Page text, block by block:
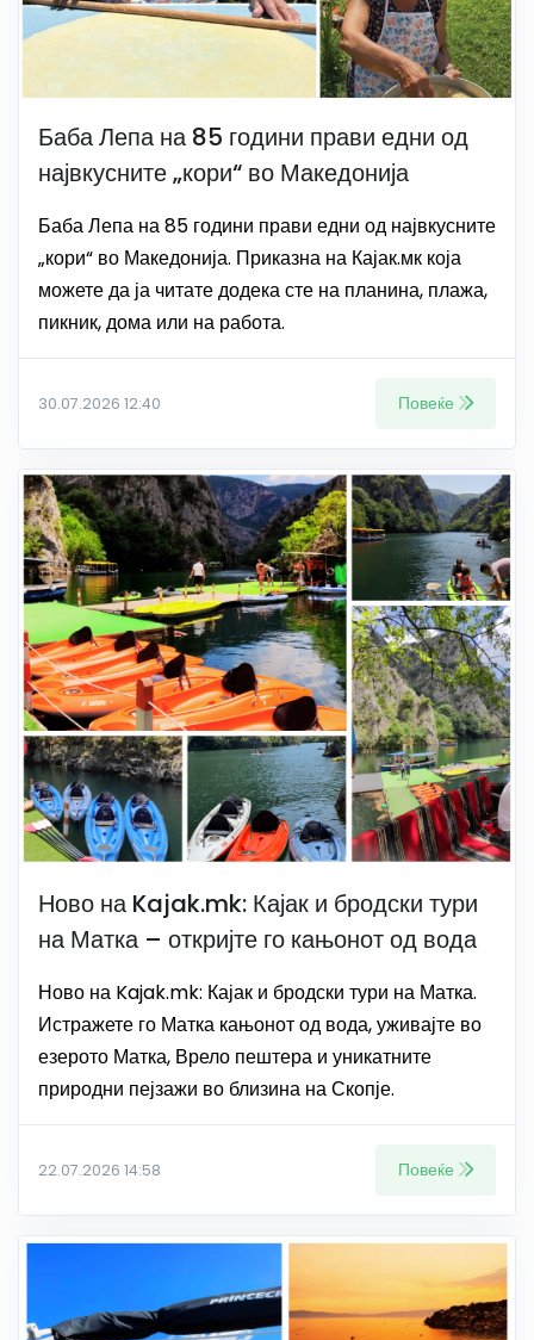
Баба Лепа на 85 години прави едни од
највкусните „кори“ во Македонија
Баба Лепа на 85 години прави едни од највкусните
„кори“ во Македонија. Приказна на Кајак.мк која
можете да ја читате додека сте на планина, плажа,
пикник, дома или на работа.
30.07.2026 12:40 Повеќе
Ново на Kajak.mk: Кајак и бродски тури
на Матка – откријте го кањонот од вода
Ново на Kajak.mk: Кајак и бродски тури на Матка.
Истражете го Матка кањонот од вода, уживајте во
езерото Матка, Врело пештера и уникатните
природни пејзажи во близина на Скопје.
22.07.2026 14:58 Повеќе